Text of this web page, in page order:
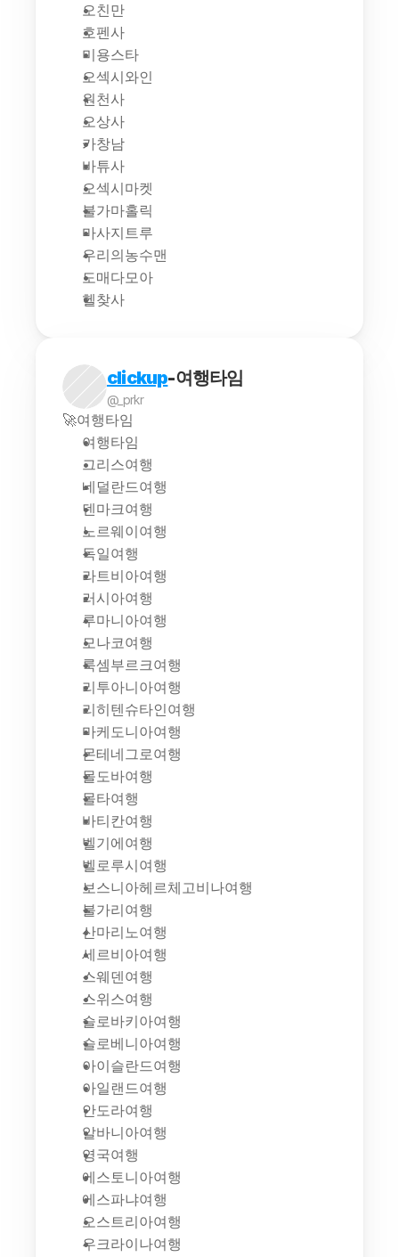
오친만
호펜사
미용스타
오섹시와인
원천사
오상사
카창남
바튜사
오섹시마켓
불가마홀릭
마사지트루
우리의농수맨
도매다모아
헬찾사
clickup-여행타임
@_prkr
🚀여행타임
여행타임
그리스여행
네덜란드여행
덴마크여행
노르웨이여행
독일여행
라트비아여행
러시아여행
루마니아여행
모나코여행
룩셈부르크여행
리투아니아여행
리히텐슈타인여행
마케도니아여행
몬테네그로여행
몰도바여행
몰타여행
바티칸여행
벨기에여행
벨로루시여행
보스니아헤르체고비나여행
불가리여행
산마리노여행
세르비아여행
스웨덴여행
스위스여행
슬로바키아여행
슬로베니아여행
아이슬란드여행
아일랜드여행
안도라여행
알바니아여행
영국여행
에스토니아여행
에스파냐여행
오스트리아여행
우크라이나여행